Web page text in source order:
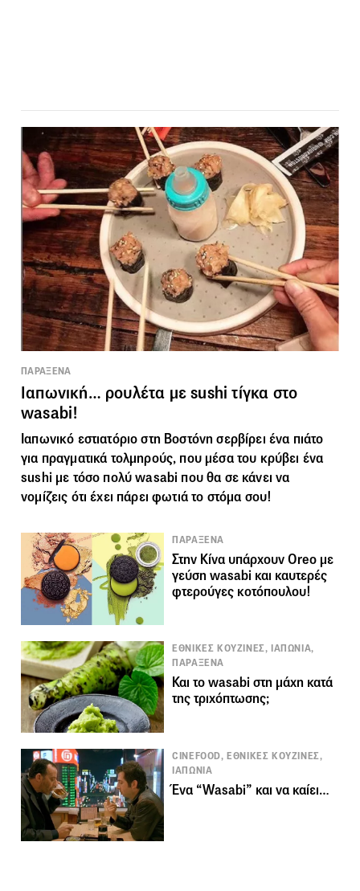
ΠΑΡΑΞΕΝΑ
Ιαπωνική… ρουλέτα με sushi τίγκα στο
wasabi!
Ιαπωνικό εστιατόριο στη Βοστόνη σερβίρει ένα πιάτο
για πραγματικά τολμηρούς, που μέσα του κρύβει ένα
sushi με τόσο πολύ wasabi που θα σε κάνει να
νομίζεις ότι έχει πάρει φωτιά το στόμα σου!
ΠΑΡΑΞΕΝΑ
Στην Κίνα υπάρχουν Oreo με
γεύση wasabi και καυτερές
φτερούγες κοτόπουλου!
ΕΘΝΙΚΕΣ ΚΟΥΖΙΝΕΣ, ΙΑΠΩΝΙΑ,
ΠΑΡΑΞΕΝΑ
Και το wasabi στη μάχη κατά
της τριχόπτωσης;
CINEFOOD, ΕΘΝΙΚΕΣ ΚΟΥΖΙΝΕΣ,
ΙΑΠΩΝΙΑ
Ένα “Wasabi” και να καίει…